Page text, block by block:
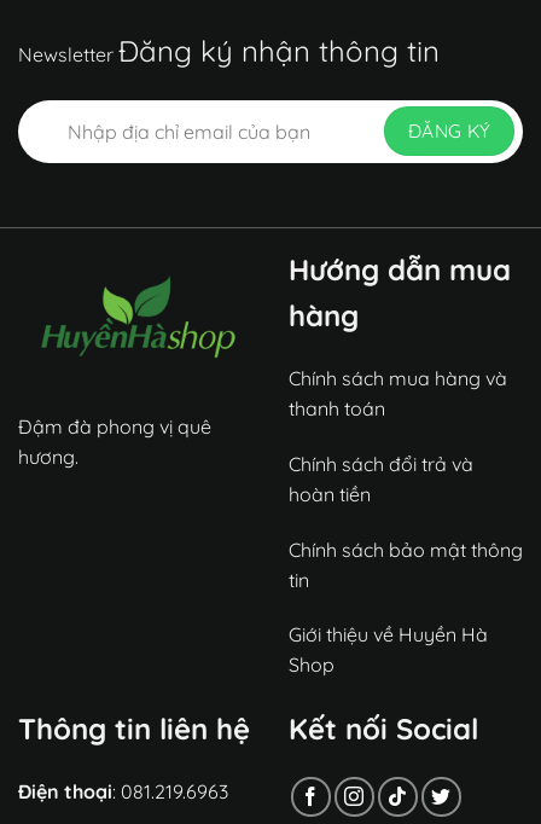
Newsletter Đăng ký nhận thông tin
Đậm đà phong vị quê
hương.
Hướng dẫn mua
hàng
Chính sách mua hàng và
thanh toán
Chính sách đổi trả và
hoàn tiền
Chính sách bảo mật thông
tin
Giới thiệu về Huyền Hà
Shop
Thông tin liên hệ
Điện thoại: 081.219.6963
Kết nối Social